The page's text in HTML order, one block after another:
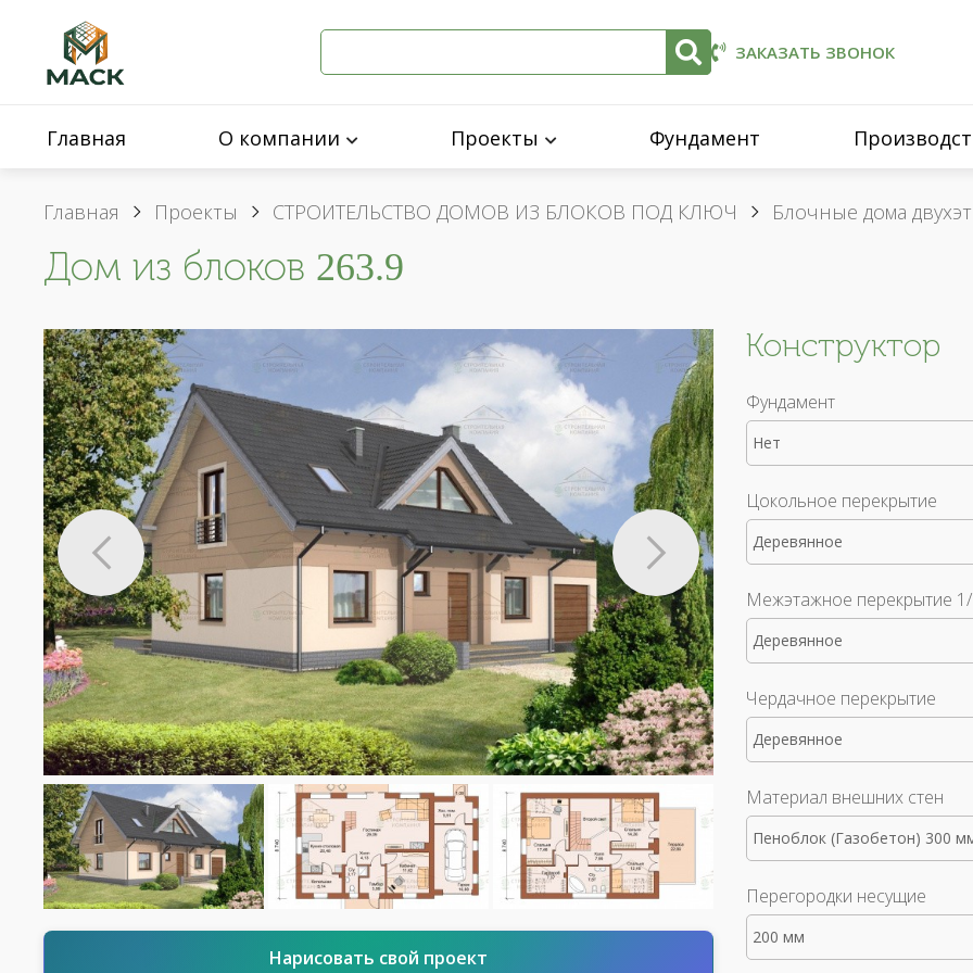
ЗАКАЗАТЬ ЗВОНОК
Главная О компании Проекты Фундамент
Главная Проекты СТРОИТЕЛЬСТВО ДОМОВ ИЗ БЛОКОВ ПОД КЛЮЧ Блочные дома
Дом из блоков 263.9
Нарисовать свой проект
Конструктор
Фундамент
Нет
Цокольное перекрытие
Деревянное
Межэтажное перекрытие
Деревянное
Чердачное перекрытие
Деревянное
Материал внешних стен
Пеноблок (Газобетон) 300
Перегородки несущие
200 мм